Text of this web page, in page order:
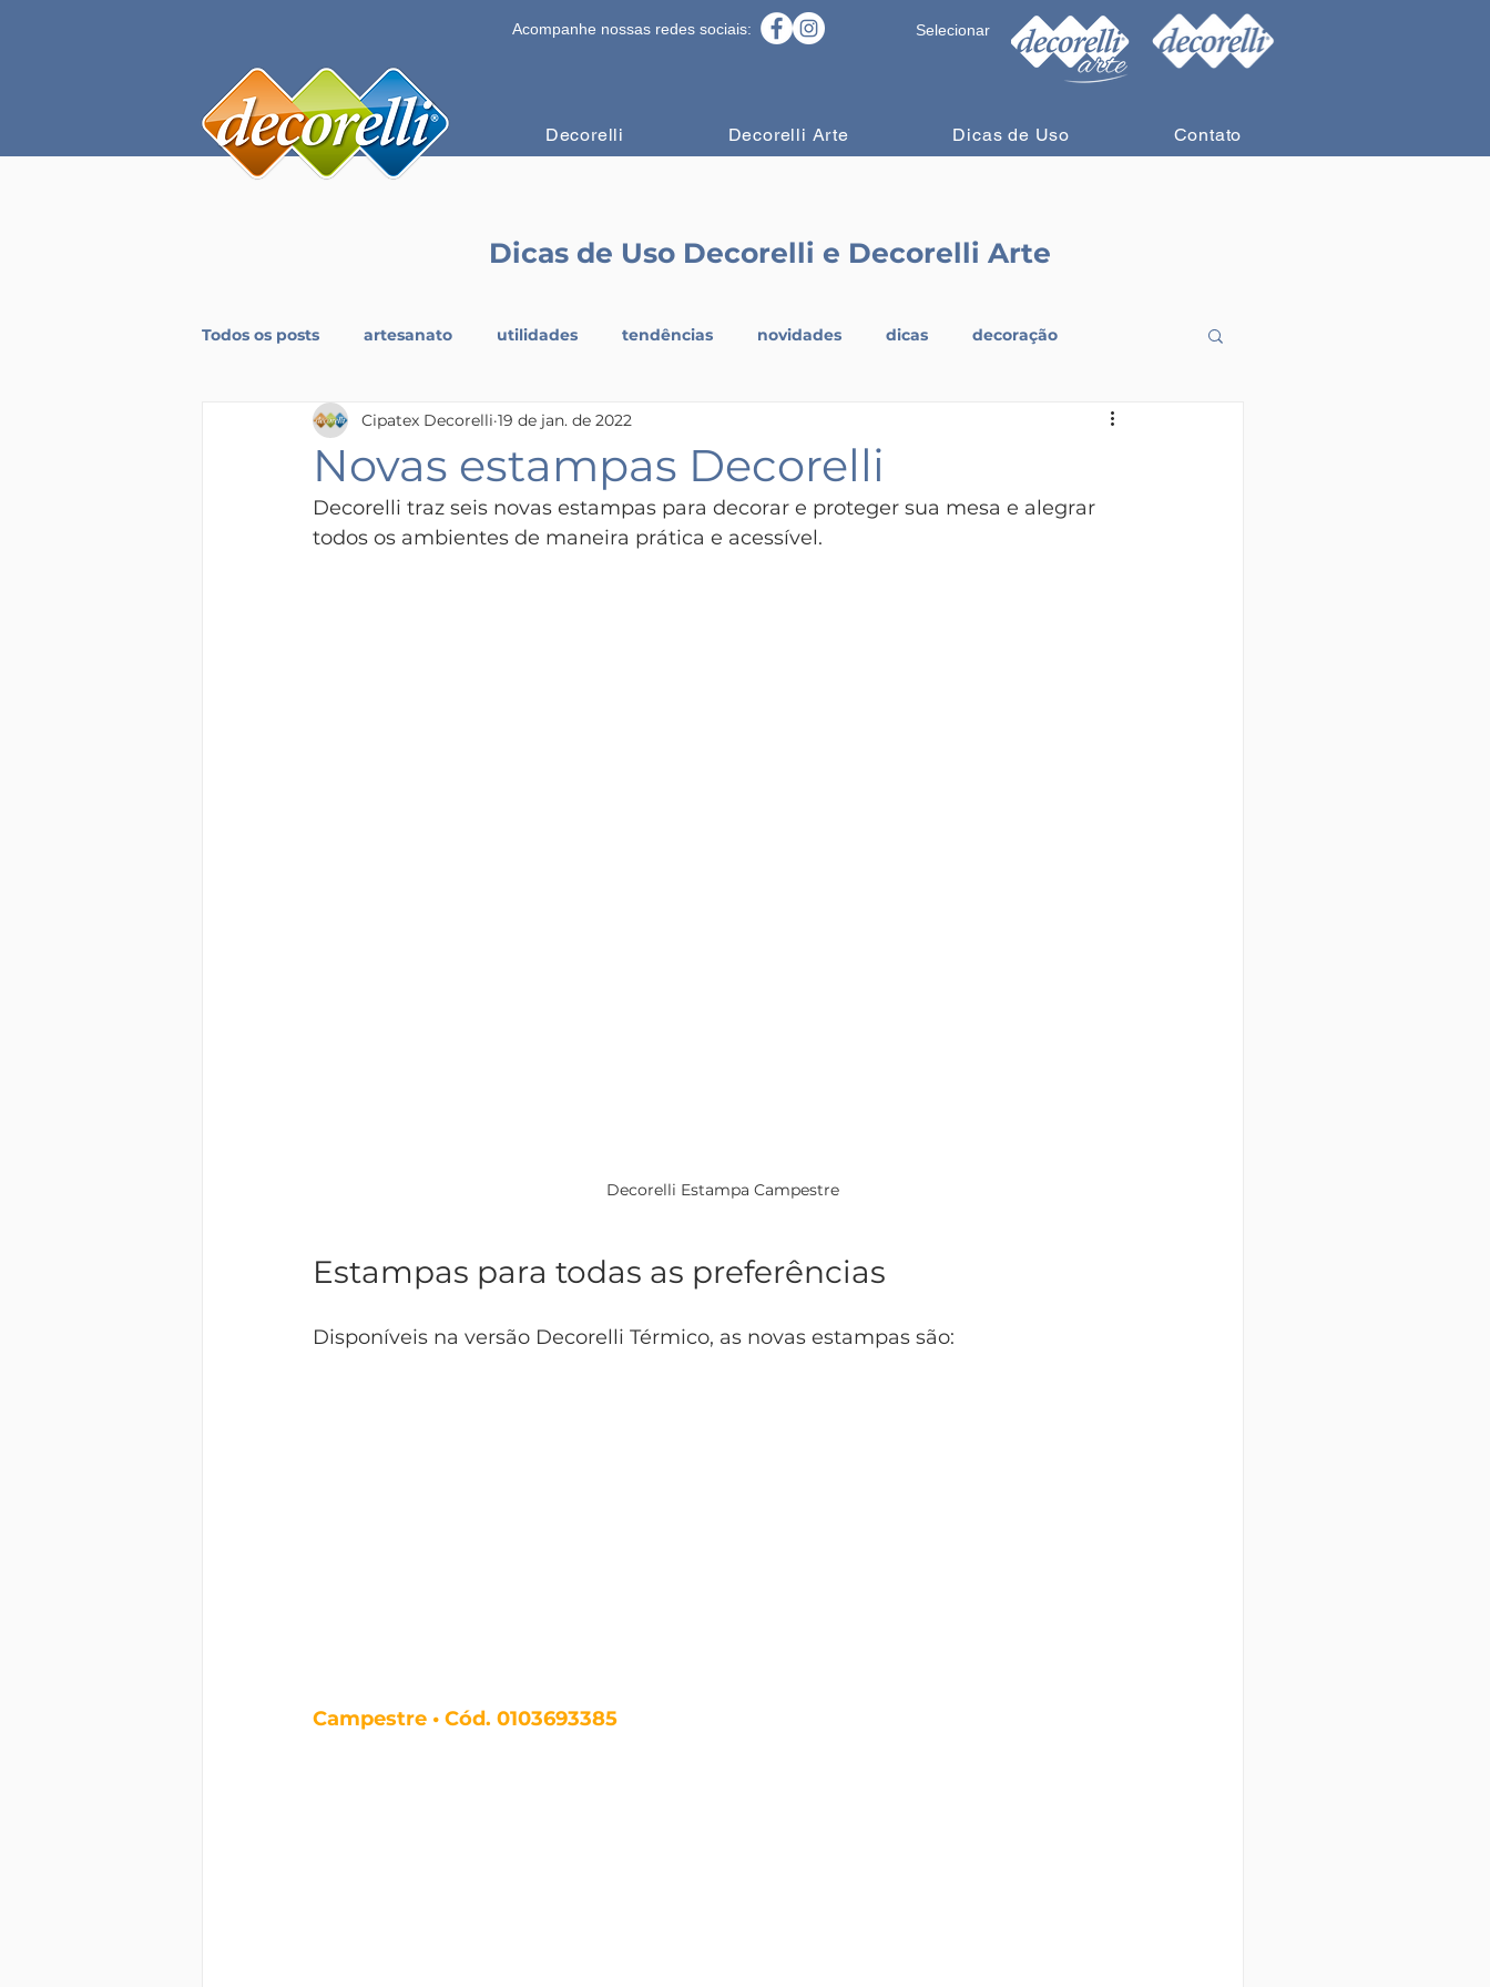
Acompanhe nossas redes sociais: Selecionar
Decorelli Decorelli Arte Dicas de Uso Contato
Dicas de Uso Decorelli e Decorelli Arte
Todos os posts artesanato utilidades tendências novidades dicas decoração
Novas estampas Decorelli
Cipatex Decorelli 19 de jan. de 2022
Decorelli traz seis novas estampas para decorar e proteger sua mesa e alegrar
todos os ambientes de maneira prática e acessível.
Decorelli Estampa Campestre
Estampas para todas as preferências
Disponíveis na versão Decorelli Térmico, as novas estampas são:
Campestre • Cód. 0103693385